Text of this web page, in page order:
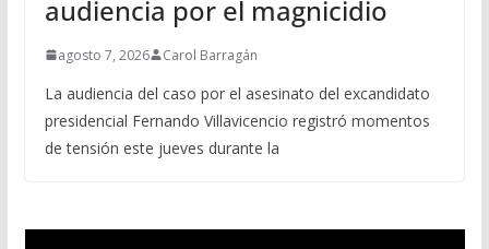
audiencia por el magnicidio
agosto 7, 2026 Carol Barragán
La audiencia del caso por el asesinato del excandidato
presidencial Fernando Villavicencio registró momentos
de tensión este jueves durante la